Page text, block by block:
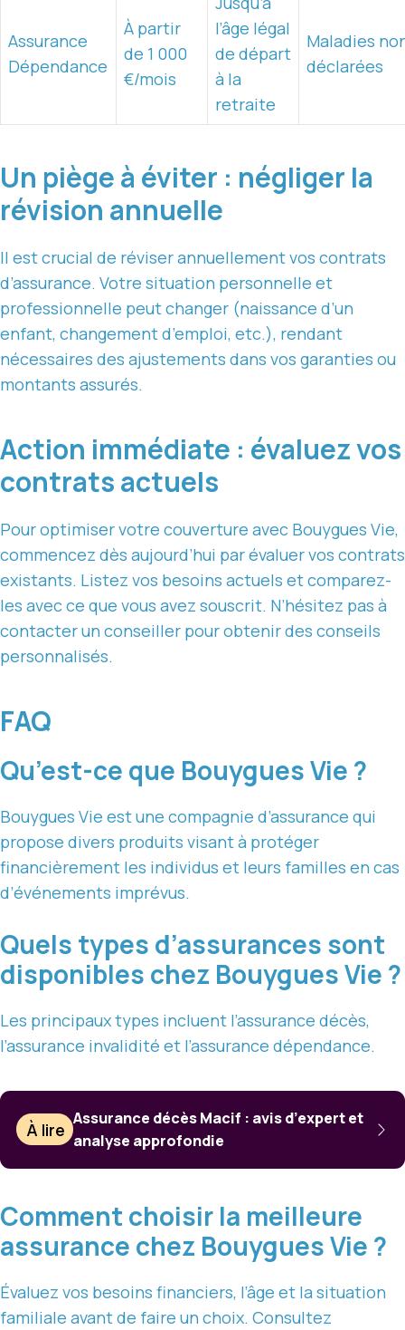
Assurance
Dépendance
À partir
de 1 000
€/mois
l’âge légal
de départ
à la
retraite
Maladies
déclarées
Un piège à éviter : négliger la
révision annuelle
Il est crucial de réviser annuellement vos contrats
d’assurance. Votre situation personnelle et
professionnelle peut changer (naissance d’un
enfant, changement d’emploi, etc.), rendant
nécessaires des ajustements dans vos garanties ou
montants assurés.
Action immédiate : évaluez vos
contrats actuels
Pour optimiser votre couverture avec Bouygues Vie,
commencez dès aujourd’hui par évaluer vos contrats
existants. Listez vos besoins actuels et comparez-
les avec ce que vous avez souscrit. N’hésitez pas à
contacter un conseiller pour obtenir des conseils
personnalisés.
FAQ
Qu’est-ce que Bouygues Vie ?
Bouygues Vie est une compagnie d’assurance qui
propose divers produits visant à protéger
financièrement les individus et leurs familles en cas
d’événements imprévus.
Quels types d’assurances sont
disponibles chez Bouygues Vie ?
Les principaux types incluent l’assurance décès,
l’assurance invalidité et l’assurance dépendance.
À lire
Assurance décès Macif : avis d’expert et
analyse approfondie
Comment choisir la meilleure
assurance chez Bouygues Vie ?
Évaluez vos besoins financiers, l’âge et la situation
familiale avant de faire un choix. Consultez